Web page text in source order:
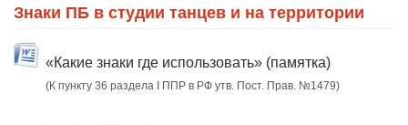
Знаки ПБ в студии танцев и на территории
«Какие знаки где использовать» (памятка)
(К пункту 36 раздела I ППР в РФ утв. Пост. Прав. №1479)